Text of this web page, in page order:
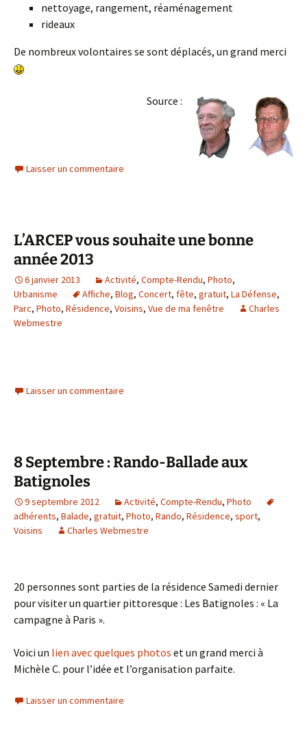
nettoyage, rangement, réaménagement
rideaux
De nombreux volontaires se sont déplacés, un grand merci
Source :
Laisser un commentaire
L’ARCEP vous souhaite une bonne
année 2013
6 janvier 2013 Activité, Compte-Rendu, Photo,
Urbanisme
Affiche, Blog, Concert, fête, gratuit, La Défense,
Parc, Photo, Résidence, Voisins, Vue de ma fenêtre
Charles
Webmestre
Laisser un commentaire
8 Septembre : Rando-Ballade aux
Batignoles
9 septembre 2012 Activité, Compte-Rendu, Photo
adhérents, Balade, gratuit, Photo, Rando, Résidence, sport,
Voisins
Charles Webmestre
20 personnes sont parties de la résidence Samedi dernier
pour visiter un quartier pittoresque : Les Batignoles : « La
campagne à Paris ».
Voici un lien avec quelques photos et un grand merci à
Michèle C. pour l’idée et l’organisation parfaite.
Laisser un commentaire